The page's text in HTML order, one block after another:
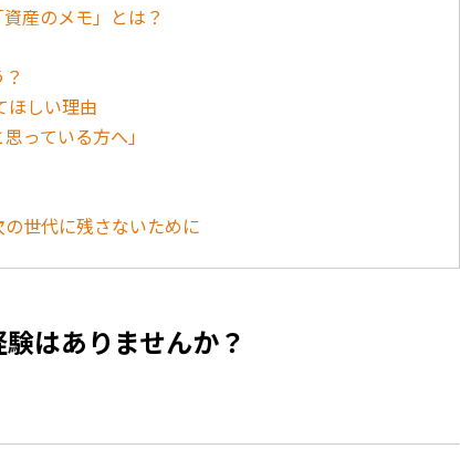
産のメモ」とは？
ほしい理由
っている方へ」
の世代に残さないために
はありませんか？